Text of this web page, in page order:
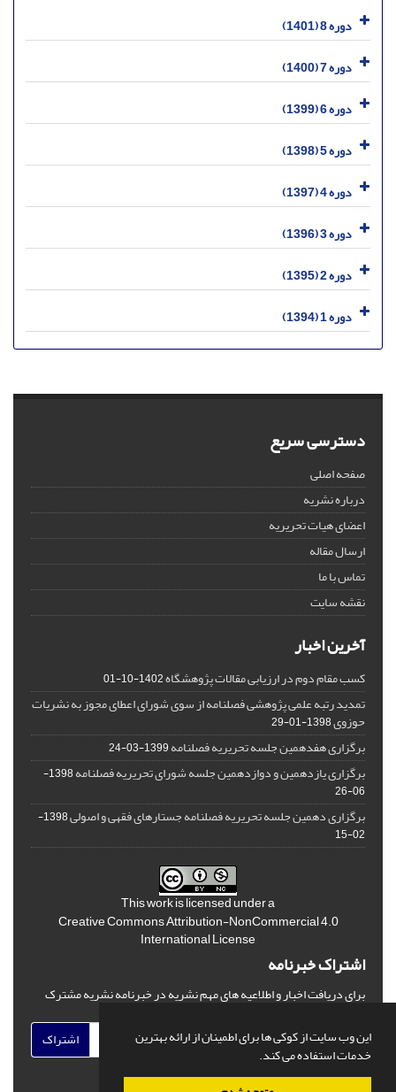
این وب سایت از کوکی ها برای اطمینان از ارائه بهترین
خدمات استفاده می کند.
دوره 8 (1401)
دوره 7 (1400)
دوره 6 (1399)
دوره 5 (1398)
دوره 4 (1397)
دوره 3 (1396)
دوره 2 (1395)
دوره 1 (1394)
دسترسی سریع
صفحه اصلی
درباره نشریه
اعضای هیات تحریریه
ارسال مقاله
تماس با ما
نقشه سایت
آخرین اخبار
کسب مقام دوم در ارزیابی مقالات پژوهشگاه1402-10-01
تمدید رتبه علمی پژوهشی فصلنامه از سوی شورای اعطای مجوز به نشریات
حوزوی1398-01-29
برگزاری هفدهمین جلسه تحریریه فصلنامه1399-03-24
برگزاری یازدهمین و دوازدهمین جلسه شورای تحریریه فصلنامه
1398-
06-26
برگزاری دهمین جلسه تحریریه فصلنامه جستارهای فقهی و اصولی
1398-
02-15
This work is licensed under a
Creative Commons Attribution-NonCommercial 4.0
International License
اشتراک خبرنامه
برای دریافت اخبار و اطلاعیه های مهم نشریه در خبرنامه نشریه مشترک
اشتراک